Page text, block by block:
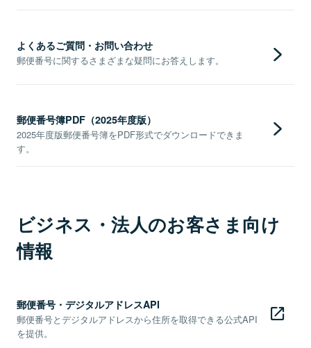
よくあるご質問・お問い合わせ
郵便番号に関するさまざまな疑問にお答えします。
郵便番号簿PDF（2025年度版）
2025年度版郵便番号簿をPDF形式でダウンロードできま
す。
ビジネス・法人のお客さま向け
情報
郵便番号・デジタルアドレスAPI
郵便番号とデジタルアドレスから住所を取得できる公式API
を提供。